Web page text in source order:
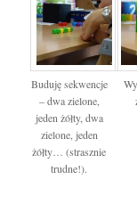
Buduję sekwencje
– dwa zielone,
jeden żółty, dwa
zielone, jeden
żółty… (strasznie
trudne!).